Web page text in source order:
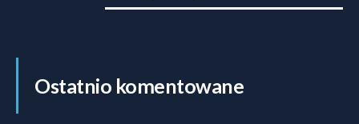
Ostatnio komentowane